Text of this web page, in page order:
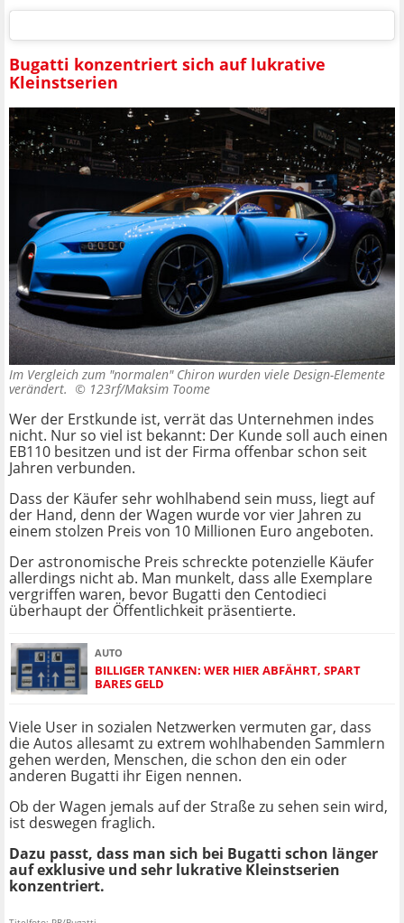
Bugatti konzentriert sich auf lukrative
Kleinstserien
Im Vergleich zum "normalen" Chiron wurden viele Design-Elemente
verändert. © 123rf/Maksim Toome
Wer der Erstkunde ist, verrät das Unternehmen indes
nicht. Nur so viel ist bekannt: Der Kunde soll auch einen
EB110 besitzen und ist der Firma offenbar schon seit
Jahren verbunden.
Dass der Käufer sehr wohlhabend sein muss, liegt auf
der Hand, denn der Wagen wurde vor vier Jahren zu
einem stolzen Preis von 10 Millionen Euro angeboten.
Der astronomische Preis schreckte potenzielle Käufer
allerdings nicht ab. Man munkelt, dass alle Exemplare
vergriffen waren, bevor Bugatti den Centodieci
überhaupt der Öffentlichkeit präsentierte.
AUTO
BILLIGER TANKEN: WER HIER ABFÄHRT, SPART
BARES GELD
Viele User in sozialen Netzwerken vermuten gar, dass
die Autos allesamt zu extrem wohlhabenden Sammlern
gehen werden, Menschen, die schon den ein oder
anderen Bugatti ihr Eigen nennen.
Ob der Wagen jemals auf der Straße zu sehen sein wird,
ist deswegen fraglich.
Dazu passt, dass man sich bei Bugatti schon länger
auf exklusive und sehr lukrative Kleinstserien
konzentriert.